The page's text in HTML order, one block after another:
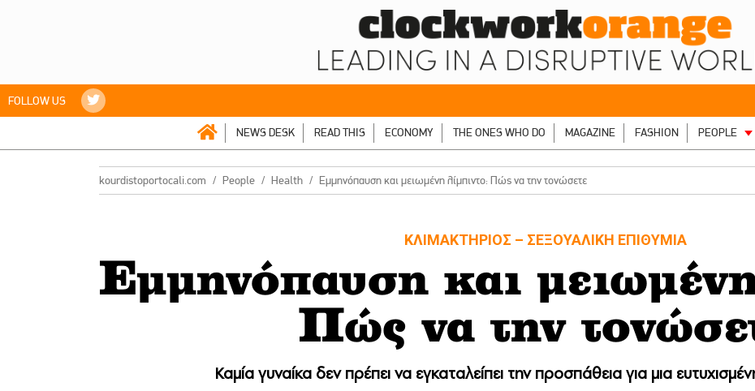
FOLLOW US
NEWS DESK READ THIS ECONOMY THE ONES WHO DO MAGAZINE FASHION PEOPLE
kourdistoportocali.com People Health Εμμηνόπαυση και μειωμένη λίμπιντο: Πώς να την τονώσετε
ΚΛΙΜΑΚΤΗΡΙΟΣ – ΣΕΞΟΥΑΛΙΚΗ ΕΠΙΘΥΜΙΑ
Εμμηνόπαυση και μειωμένη
Πώς να την
Καμία γυναίκα δεν πρέπει να εγκαταλείπει την προσπάθεια για μια